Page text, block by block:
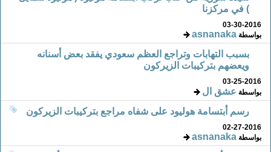
) في مركزنا
03-30-2016
بواسطةasnanaka
بسبب التهابات وتراجع العظم سعودي يفقد بعض أسنانه
ويعضهم بتركيبات الزيركون
03-25-2016
بواسطةعشق ال
رسم أبتسامة هوليود على شفاه مراجع بتركيبات الزيركون
02-27-2016
بواسطةasnanaka